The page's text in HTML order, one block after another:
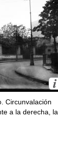
Circunvalación
a la derecha, la